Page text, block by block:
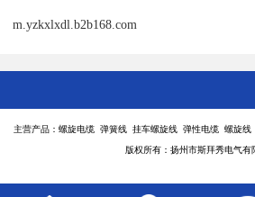
m.yzkxlxdl.b2b168.com
主营产品：螺旋电缆 弹簧线 挂车螺旋线 弹性电缆 螺旋
版权所有：扬州市斯拜秀电气有